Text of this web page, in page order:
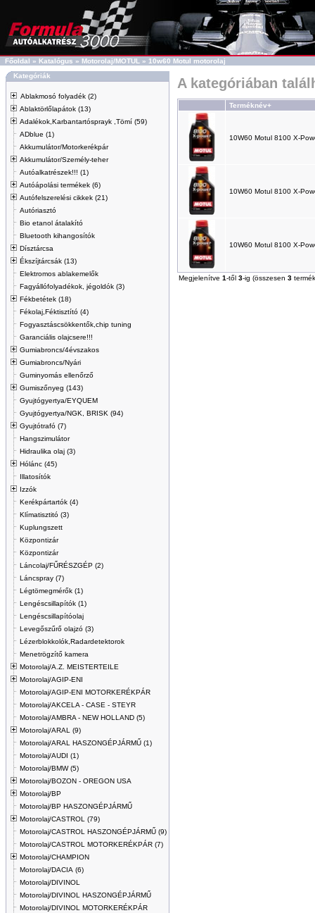
Főoldal » Katalógus » Motorolaj/MOTUL » 10w60 Motul motorolaj
Kategóriák
Ablakmosó folyadék (2)
Ablaktörlőlapátok (13)
Adalékok,Karbantartósprayk ,Tömí (59)
ADblue (1)
Akkumulátor/Motorkerékpár
Akkumulátor/Személy-teher
Autóalkatrészek!!! (1)
Autóápolási termékek (6)
Autófelszerelési cikkek (21)
Autóriasztó
Bio etanol átalakító
Bluetooth kihangosítók
Dísztárcsa
Ékszíjtárcsák (13)
Elektromos ablakemelők
Fagyállófolyadékok, jégoldók (3)
Fékbetétek (18)
Fékolaj,Féktisztító (4)
Fogyasztáscsökkentők,chip tuning
Garanciális olajcsere!!!
Gumiabroncs/4évszakos
Gumiabroncs/Nyári
Guminyomás ellenőrző
Gumiszőnyeg (143)
Gyujtógyertya/EYQUEM
Gyujtógyertya/NGK, BRISK (94)
Gyujtótrafó (7)
Hangszimulátor
Hidraulika olaj (3)
Hólánc (45)
Illatosítók
Izzók
Kerékpártartók (4)
Klímatisztitó (3)
Kuplungszett
Központizár
Központizár
Láncolaj/FŰRÉSZGÉP (2)
Láncspray (7)
Légtömegmérők (1)
Lengéscsillapítók (1)
Lengéscsillapítóolaj
Levegőszűrő olajzó (3)
Lézerblokkolók,Radardetektorok
Menetrögzítő kamera
Motorolaj/A.Z. MEISTERTEILE
Motorolaj/AGIP-ENI
Motorolaj/AGIP-ENI MOTORKERÉKPÁR
Motorolaj/AKCELA - CASE - STEYR
Motorolaj/AMBRA - NEW HOLLAND (5)
Motorolaj/ARAL (9)
Motorolaj/ARAL HASZONGÉPJÁRMŰ (1)
Motorolaj/AUDI (1)
Motorolaj/BMW (5)
Motorolaj/BOZON - OREGON USA
Motorolaj/BP
Motorolaj/BP HASZONGÉPJÁRMŰ
Motorolaj/CASTROL (79)
Motorolaj/CASTROL HASZONGÉPJÁRMŰ (9)
Motorolaj/CASTROL MOTORKERÉKPÁR (7)
Motorolaj/CHAMPION
Motorolaj/DACIA (6)
Motorolaj/DIVINOL
Motorolaj/DIVINOL HASZONGÉPJÁRMŰ
Motorolaj/DIVINOL MOTORKERÉKPÁR
A kategóriában
Terméknév+
10W60 Motul 8100 X-
10W60 Motul 8100 X-
10W60 Motul 8100 X-
Megjelenítve 1-től 3-ig (összesen 3